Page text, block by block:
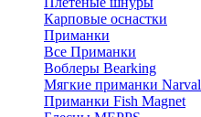
Карповые оснастки
Приманки
Все Приманки
Воблеры Bearking
Мягкие приманки Narval
Приманки Fish Magnet